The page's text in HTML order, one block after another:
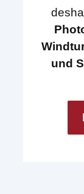
und